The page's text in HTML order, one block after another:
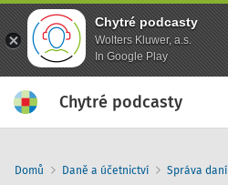
Chytré podcasty
Wolters Kluwer, a.s.
In Google Play
Chytré podcasty
Domů Daně a účetnictví Správa daní